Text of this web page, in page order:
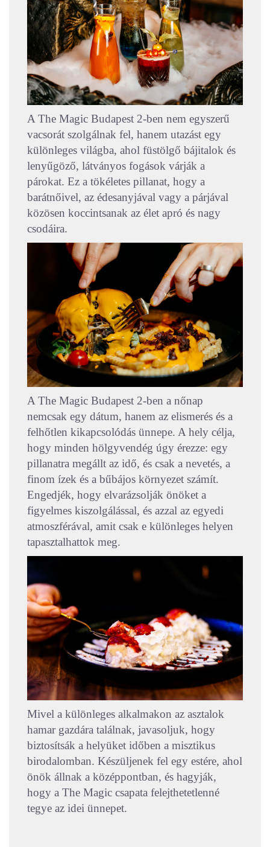
A The Magic Budapest 2-ben nem egyszerű
vacsorát szolgálnak fel, hanem utazást egy
különleges világba, ahol füstölgő bájitalok és
lenyűgöző, látványos fogások várják a
párokat. Ez a tökéletes pillanat, hogy a
barátnőivel, az édesanyjával vagy a párjával
közösen koccintsanak az élet apró és nagy
csodáira.
A The Magic Budapest 2-ben a nőnap
nemcsak egy dátum, hanem az elismerés és a
felhőtlen kikapcsolódás ünnepe. A hely célja,
hogy minden hölgyvendég úgy érezze: egy
pillanatra megállt az idő, és csak a nevetés, a
finom ízek és a bűbájos környezet számít.
Engedjék, hogy elvarázsolják önöket a
figyelmes kiszolgálással, és azzal az egyedi
atmoszférával, amit csak e különleges helyen
tapasztalhattok meg.
Mivel a különleges alkalmakon az asztalok
hamar gazdára találnak, javasoljuk, hogy
biztosítsák a helyüket időben a misztikus
birodalomban. Készüljenek fel egy estére, ahol
önök állnak a középpontban, és hagyják,
hogy a The Magic csapata felejthetetlenné
tegye az idei ünnepet.